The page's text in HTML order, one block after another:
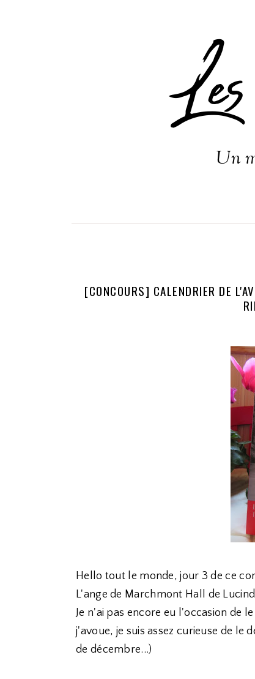
Un
[CONCOURS] CALENDRIER DE
Hello tout le monde, jour 3 de ce
L'ange de Marchmont Hall de
Je n'ai pas encore eu l'occasion de
j'avoue, je suis assez curieuse de le
de décembre...)